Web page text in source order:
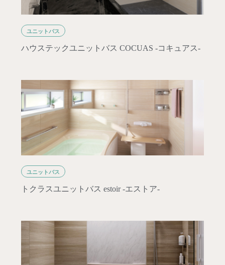
ユニットバス
ハウステックユニットバス COCUAS -コキュアス-
ユニットバス
トクラスユニットバス estoir -エストア-